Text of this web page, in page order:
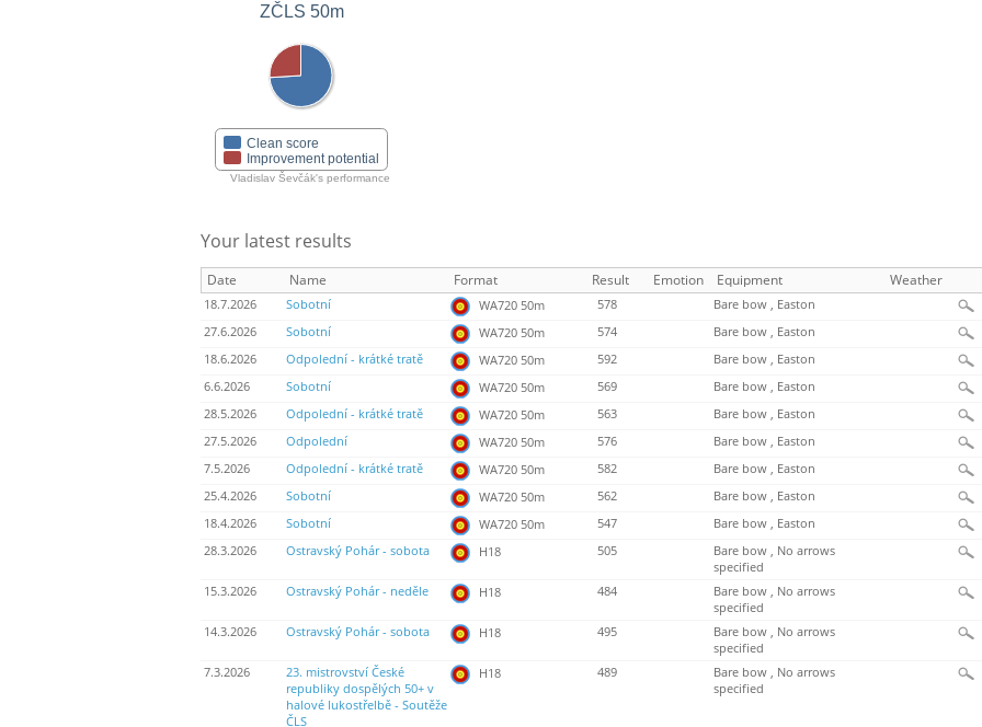
ZČLS 50m
Clean score
Improvement potential
Vladislav Ševčák's performance
Your latest results
Date Name Format Result Emotion Equipment Weather
18.7.2026 Sobotní WA720 50m 578
Bare bow , Easton
27.6.2026
Sobotní WA720 50m 574
Bare bow , Easton
18.6.2026
Odpolední - krátké tratě WA720 50m 592
Bare bow , Easton
6.6.2026
Sobotní WA720 50m 569
Bare bow , Easton
28.5.2026
Odpolední - krátké tratě WA720 50m 563
Bare bow , Easton
27.5.2026
Odpolední WA720 50m 576
Bare bow , Easton
7.5.2026
Odpolední - krátké tratě WA720 50m 582
Bare bow , Easton
25.4.2026
Sobotní WA720 50m 562
Bare bow , Easton
18.4.2026
Sobotní WA720 50m 547
Bare bow , Easton
28.3.2026
Ostravský Pohár - sobota H18 505
Bare bow , No arrows
specified
15.3.2026
Ostravský Pohár - neděle H18 484
Bare bow , No arrows
specified
14.3.2026
Ostravský Pohár - sobota H18 495
Bare bow , No arrows
specified
7.3.2026
23. mistrovství České
republiky dospělých 50+ v
halové lukostřelbě - Soutěže
ČLS
H18 489
Bare bow , No arrows
specified